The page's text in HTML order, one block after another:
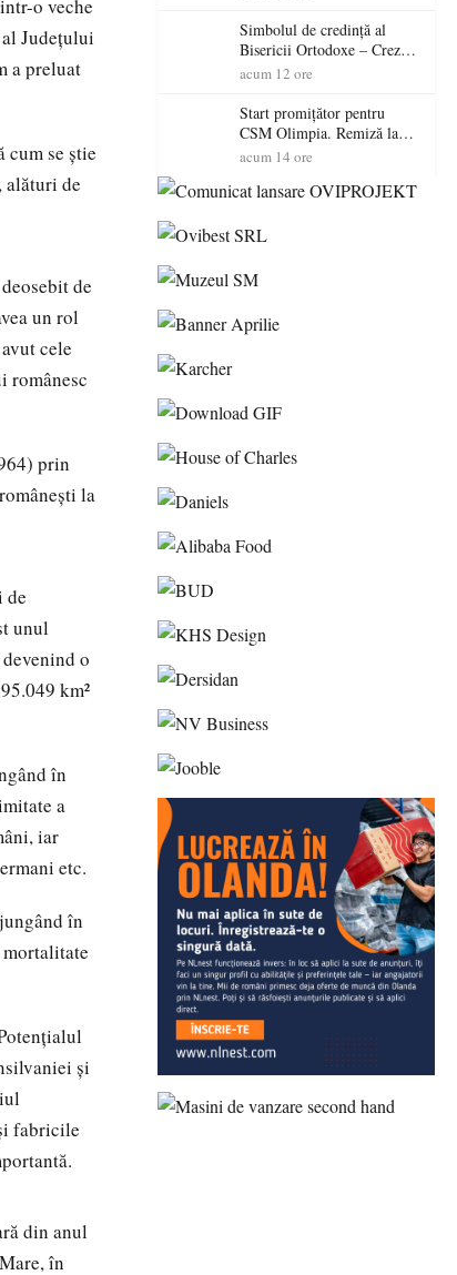
o veche
Judeţului
a preluat
se ştie
de
de
un rol
cele
românesc
prin
la
de
unul
o
km²
în
a
iar
etc.
în
și
fabricile
din anul
în
Simbolul de credinţă al
Bisericii Ortodoxe – Crezul
(3)
acum 12 ore
Start promițător pentru
CSM Olimpia. Remiză la
Dumbrăvița în debutul
acum 14 ore